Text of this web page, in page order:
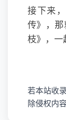
接下来
传》，
枝》，一
若本站收
除侵权内容